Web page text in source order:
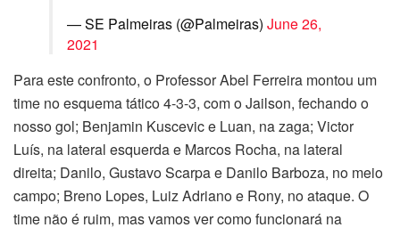
— SE Palmeiras (@Palmeiras) June 26,
2021
Para este confronto, o Professor Abel Ferreira montou um
time no esquema tático 4-3-3, com o Jailson, fechando o
nosso gol; Benjamin Kuscevic e Luan, na zaga; Victor
Luís, na lateral esquerda e Marcos Rocha, na lateral
direita; Danilo, Gustavo Scarpa e Danilo Barboza, no meio
campo; Breno Lopes, Luiz Adriano e Rony, no ataque. O
time não é ruim, mas vamos ver como funcionará na